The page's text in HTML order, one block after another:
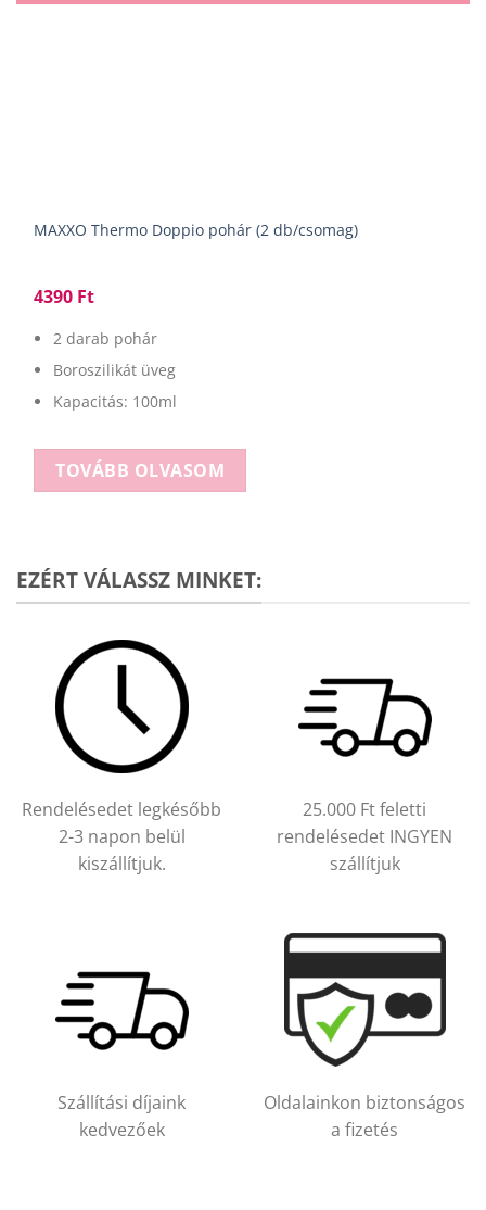
MAXXO Thermo Doppio pohár (2 db/csomag)
4390 Ft
2 darab pohár
Boroszilikát üveg
Kapacitás: 100ml
TOVÁBB OLVASOM
EZÉRT VÁLASSZ MINKET:
Rendelésedet legkésőbb
2-3 napon belül
kiszállítjuk.
25.000 Ft feletti
rendelésedet INGYEN
szállítjuk
Szállítási díjaink
kedvezőek
Oldalainkon biztonságos
a fizetés